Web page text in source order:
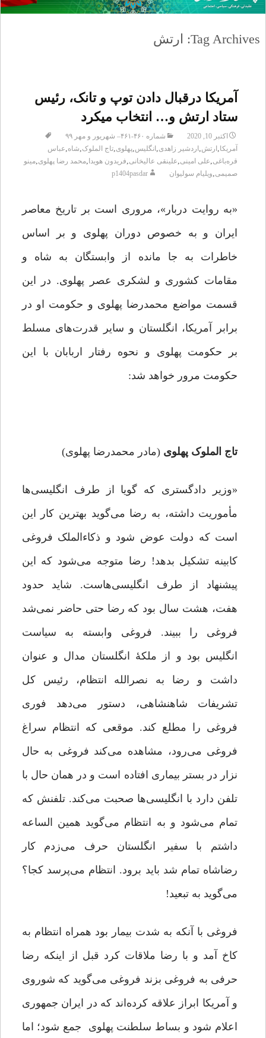
Tag Archives: ارتش
آمریکا درقبال دادن توپ و تانک، رئیس
ستاد ارتش و… انتخاب میکرد
اکتبر 10, 2020
شماره ۴۶۰-۴۶۱– شهریور و مهر ۹۹
آمریکا, ارتش, اردشیر زاهدی, انگلیس,پهلوی,تاج الملوک,شاه,عباس
قره‌باغی,علی امینی,علینقی عالیخانی,فریدون هویدا ,محمد رضا پهلوی,مینو
صمیمی,ویلیام سولیوان p1404pasdar
«به روایت دربار»، مروری است بر تاریخ معاصر
ایران و به خصوص دوران پهلوی و بر اساس
خاطرات به جا مانده از وابستگان به شاه و
مقامات کشوری و لشکری عصر پهلوی. در این
قسمت مواضع محمدرضا پهلوی و حکومت او در
برابر آمریکا، انگلستان و سایر قدرت‌های مسلط
بر حکومت پهلوی و نحوه رفتار اربابان با این
حکومت مرور خواهد شد:
تاج الملوک پهلوی (مادر محمدرضا پهلوی)
«وزیر دادگستری که گویا از طرف انگلیسی‌ها
مأموریت داشته، به رضا می‌گوید بهترین کار این
است که دولت عوض شود و ذکاءالملک فروغی
کابینه تشکیل بدهد! رضا متوجه می‌شود که این
پیشنهاد از طرف انگلیسی‌هاست. شاید حدود
هفت، هشت سال بود که رضا حتی حاضر نمی‌شد
فروغی را ببیند. فروغی وابسته به سیاست
انگلیس بود و از ملکۀ انگلستان مدال و عنوان
داشت و رضا به نصرالله انتظام، رئیس کل
تشریفات شاهنشاهی، دستور می‌دهد فوری
فروغی را مطلع کند. موقعی که انتظام سراغ
فروغی می‌رود، مشاهده می‌کند فروغی به حال
نزار در بستر بیماری افتاده است و در همان حال با
تلفن دارد با انگلیسی‌ها صحبت می‌کند. تلفنش که
تمام می‌شود و به انتظام می‌گوید همین الساعه
داشتم با سفیر انگلستان حرف می‌زدم کار
رضاشاه تمام شد باید برود. انتظام می‌پرسد کجا؟
می‌گوید به تبعید!
فروغی با آنکه به شدت بیمار بود همراه انتظام به
کاخ آمد و با رضا ملاقات کرد قبل از اینکه رضا
حرفی به فروغی بزند فروغی می‌گوید که شوروی
و آمریکا ابراز علاقه کرده‌اند که در ایران جمهوری
اعلام شود و بساط سلطنت پهلوی جمع شود؛ اما